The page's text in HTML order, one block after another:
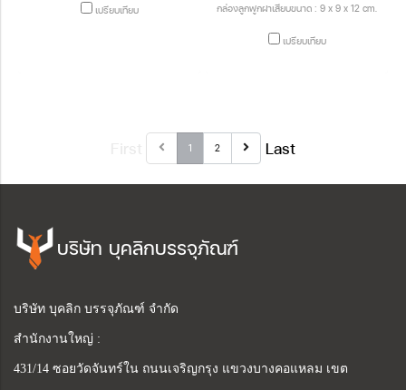
เปรียบเทียบ
กล่องลูกฟูกฝาเสียบขนาด : 9 x 9 x 12 cm.
เปรียบเทียบ
1 2 Last
บริษัท บุคลิกบรรจุภัณฑ์
บริษัท บุคลิก บรรจุภัณฑ์ จำกัด
สำนักงานใหญ่ :
431/14 ซอยวัดจันทร์ใน ถนนเจริญกรุง แขวงบางคอแหลม เขต